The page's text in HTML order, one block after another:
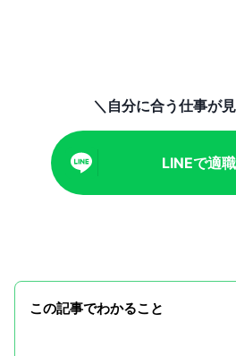
＼自分に合う仕事が
LINEで適
この記事でわかること